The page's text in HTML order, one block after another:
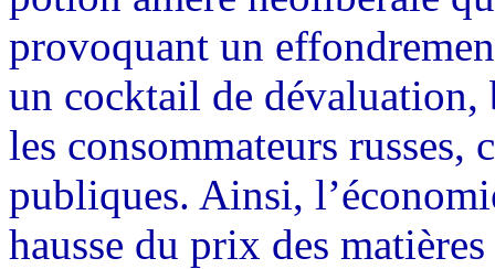
provoquant un
un cocktail de dévaluation,
les consommateurs russes,
publiques. Ainsi,
hausse du prix des